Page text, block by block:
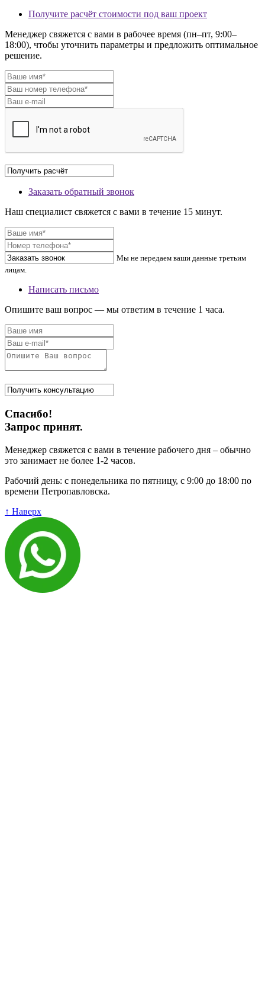
Получите расчёт стоимости под ваш проект
Менеджер свяжется с вами в рабочее время (пн–пт, 9:00–
18:00), чтобы уточнить параметры и предложить оптимальное
решение.
Заказать обратный звонок
Наш специалист свяжется с вами в течение 15 минут.
Мы не передаем ваши данные третьим
лицам.
Написать письмо
Опишите ваш вопрос — мы ответим в течение 1 часа.
Спасибо!
Запрос принят.
Менеджер свяжется с вами в течение рабочего дня – обычно
это занимает не более 1-2 часов.
Рабочий день: с понедельника по пятницу, с 9:00 до 18:00 по
времени Петропавловска.
↑ Наверх